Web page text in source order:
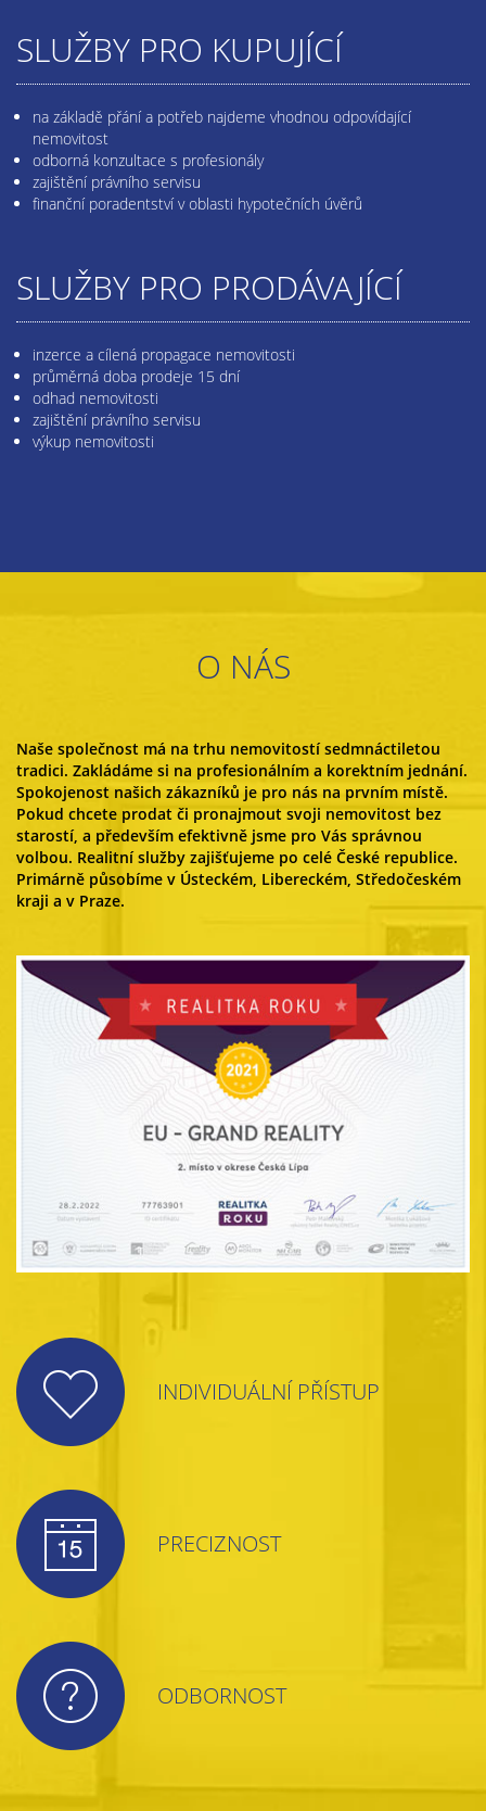
SLUŽBY PRO KUPUJÍCÍ
na základě přání a potřeb najdeme vhodnou odpovídající
nemovitost
odborná konzultace s profesionály
zajištění právního servisu
finanční poradentství v oblasti hypotečních úvěrů
SLUŽBY PRO PRODÁVAJÍCÍ
inzerce a cílená propagace nemovitosti
průměrná doba prodeje 15 dní
odhad nemovitosti
zajištění právního servisu
výkup nemovitosti
O NÁS
Naše společnost má na trhu nemovitostí sedmnáctiletou
tradici. Zakládáme si na profesionálním a korektním jednání.
Spokojenost našich zákazníků je pro nás na prvním místě.
Pokud chcete prodat či pronajmout svoji nemovitost bez
starostí, a především efektivně jsme pro Vás správnou
volbou. Realitní služby zajišťujeme po celé České republice.
Primárně působíme v Ústeckém, Libereckém, Středočeském
kraji a v Praze.
INDIVIDUÁLNÍ PŘÍSTUP
PRECIZNOST
ODBORNOST